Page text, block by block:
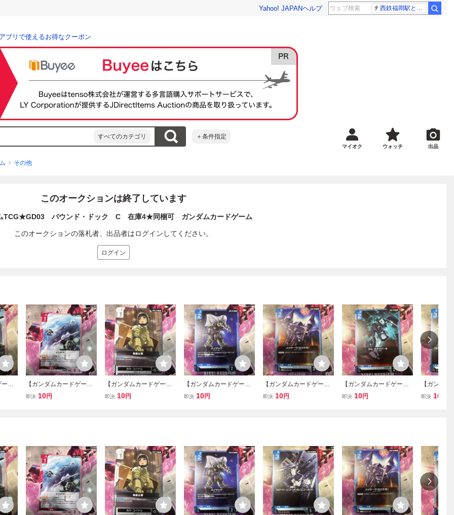
Yahoo! JAPANヘルプ 西鉄福岡駅と薬院駅の構内で不適切音声
プリで使えるお得なクーポン
すべてのカテゴリ ＋条件指定
マイオク ウォッチ 出品
その他
このオークションは終了しています
TCG★GD03 バウンド・ドック C 在庫4★同梱可 ガンダムカードゲーム
このオークションの落札者、出品者はログインしてください。
ログイン
ー
【ガンダムカードゲー
ム】 C GD03-128 ドリテ
即決 10円
【ガンダムカードゲー
ム】 C GD03-121 無断出
即決 10円
【ガンダムカードゲー
ム】 C GD03-013 ハイザ
即決 10円
【ガンダムカードゲー
ム】 C GD03-012 メッサ
即決 10円
【ガンダムカードゲー
ム】 C GD03-011 ジム・
即決 10円
【ガンダ
ム】 C
即決 10